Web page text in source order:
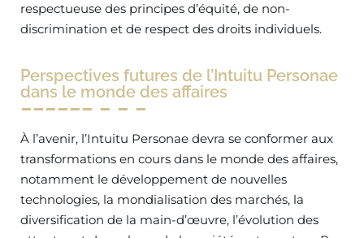
respectueuse des principes d’équité, de non-
discrimination et de respect des droits individuels.
Perspectives futures de l’Intuitu Personae
dans le monde des affaires
À l’avenir, l’Intuitu Personae devra se conformer aux
transformations en cours dans le monde des affaires,
notamment le développement de nouvelles
technologies, la mondialisation des marchés, la
diversification de la main-d’œuvre, l’évolution des